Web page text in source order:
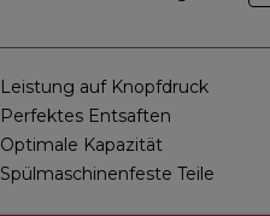
Leistung auf Knopfdruck
Perfektes Entsaften
Optimale Kapazität
Spülmaschinenfeste Teile